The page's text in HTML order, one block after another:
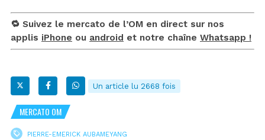
🔁 Suivez le mercato de l’OM en direct sur nos
applis iPhone ou android et notre chaîne Whatsapp !
Un article lu 2668 fois
MERCATO OM
PIERRE-EMERICK AUBAMEYANG